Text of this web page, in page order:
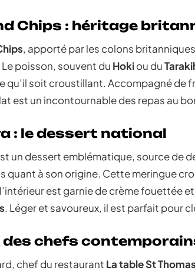
Chips : héritage
, apporté par les colons
poisson, souvent du Hokiou du
qu’il soit croustillant. Accompagné de
est un incontournable des repas au
: le dessert national
un dessert emblématique, source de
quant à son origine. Cette meringue
est garnie de crème fouettée
. Léger et savoureux, il est parfait pour
des chefs
chef du restaurant La table St Thomas